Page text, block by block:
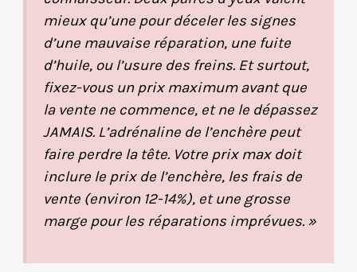
mieux qu’une pour déceler les signes
d’une mauvaise réparation, une fuite
d’huile, ou l’usure des freins. Et surtout,
fixez-vous un prix maximum avant que
la vente ne commence, et ne le dépassez
JAMAIS. L’adrénaline de l’enchère peut
faire perdre la tête. Votre prix max doit
inclure le prix de l’enchère, les frais de
vente (environ 12-14%), et une grosse
marge pour les réparations imprévues. »